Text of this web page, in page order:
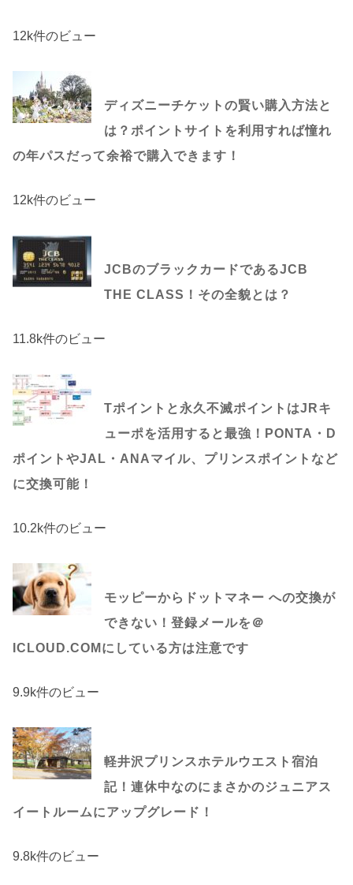
12k件のビュー
ディズニーチケットの賢い購入方法と
は？ポイントサイトを利用すれば憧れ
の年パスだって余裕で購入できます！
12k件のビュー
JCBのブラックカードであるJCB
THE CLASS！その全貌とは？
11.8k件のビュー
Tポイントと永久不滅ポイントはJRキ
ューポを活用すると最強！PONTA・D
ポイントやJAL・ANAマイル、プリンスポイントなど
に交換可能！
10.2k件のビュー
モッピーからドットマネー への交換が
できない！登録メールを＠
ICLOUD.COMにしている方は注意です
9.9k件のビュー
軽井沢プリンスホテルウエスト宿泊
記！連休中なのにまさかのジュニアス
イートルームにアップグレード！
9.8k件のビュー